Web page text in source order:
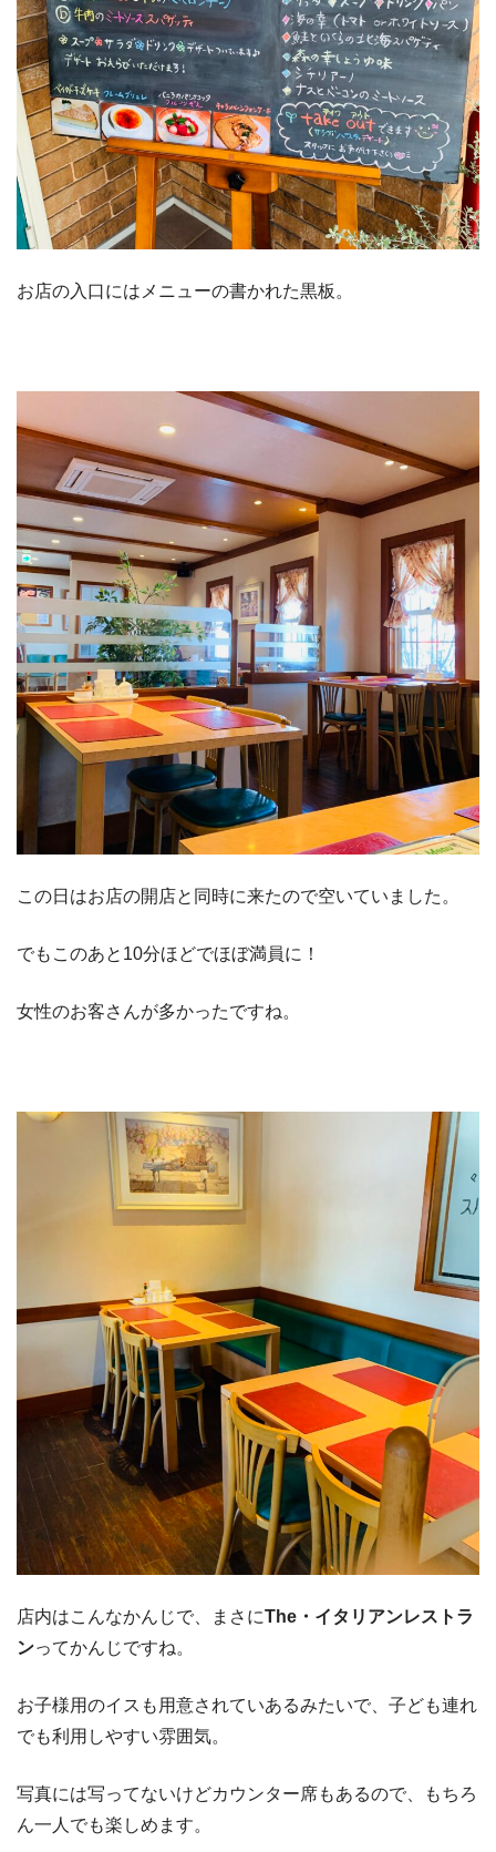
お店の入口にはメニューの書かれた黒板。
この日はお店の開店と同時に来たので空いていました。
でもこのあと10分ほどでほぼ満員に！
女性のお客さんが多かったですね。
店内はこんなかんじで、まさにThe・イタリアンレストラ
ンってかんじですね。
お子様用のイスも用意されていあるみたいで、子ども連れ
でも利用しやすい雰囲気。
写真には写ってないけどカウンター席もあるので、もちろ
ん一人でも楽しめます。